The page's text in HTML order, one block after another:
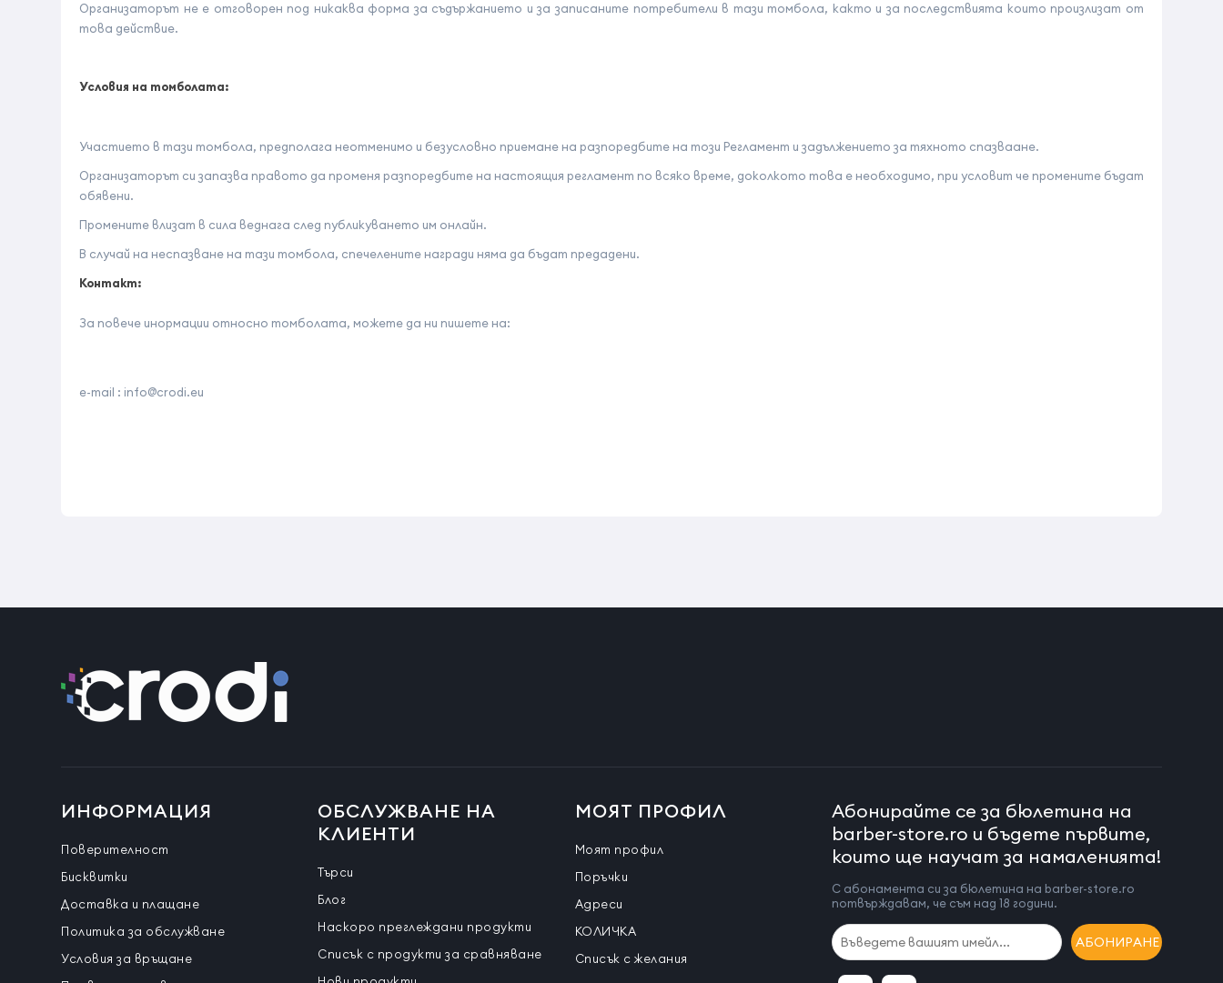
Организаторът не е отговорен под никаква форма за съдържанието и за записаните потребители в тази томбола, както и за последствията които произлизат от
това действие.
Условия на томболата:
Участието в тази томбола, предполага неотменимо и безусловно приемане на разпоредбите на този Регламент и задължението за тяхното спазваане.
Организаторът си запазва правото да променя разпоредбите на настоящия регламент по всяко време, доколкото това е необходимо, при условит че промените бъдат
обявени.
Промените влизат в сила веднага след публикуването им онлайн.
В случай на неспазване на тази томбола, спечелените награди няма да бъдат предадени.
Контакт:
За повече инормации относно томболата, можете да ни пишете на:
e-mail : info@crodi.eu
ИНФОРМАЦИЯ
Поверителност
Бисквитки
Доставка и плащане
Политика за обслужване
Условия за връщане
ОБСЛУЖВАНЕ НА
КЛИЕНТИ
Търси
Блог
Наскоро преглеждани продукти
Списък с продукти за сравняване
МОЯТ ПРОФИЛ
Моят профил
Поръчки
Адреси
КОЛИЧКА
Списък с желания
Абонирайте се за бюлетина на
barber-store.ro и бъдете първите,
които ще научат за намаленията!
С абонамента си за бюлетина на barber-store.ro
потвърждавам, че съм над 18 години.
АБОНИРАНЕ